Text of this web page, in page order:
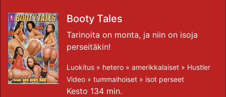
Booty Tales
Tarinoita on monta, ja niin on isoja
perseitäkin!
Luokitus » hetero » amerikkalaiset » Hustler
Video » tummaihoiset » isot perseet
Kesto 134 min.